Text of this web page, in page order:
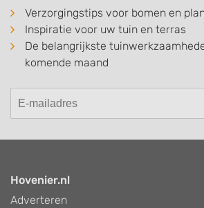
Verzorgingstips voor bomen en
Inspiratie voor uw tuin en terras
De belangrijkste
komende maand
Hovenier.nl
Adverteren